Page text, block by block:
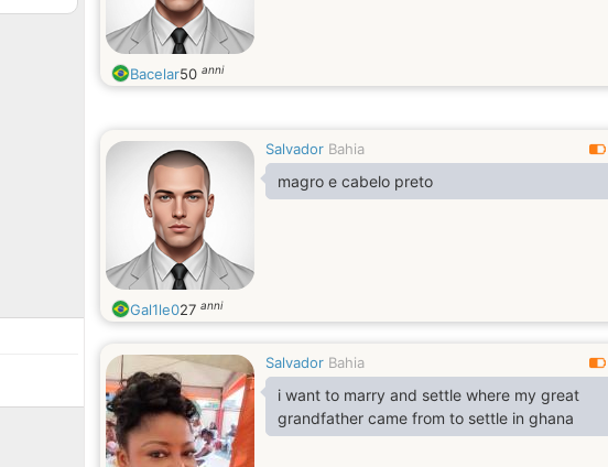
Bacelar50 anni
Salvador Bahia
magro e cabelo preto
Gal1le027 anni
Salvador Bahia
i want to marry and settle where my great
grandfather came from to settle in ghana